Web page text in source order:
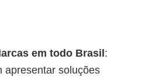
em todo Brasil:
apresentar soluções